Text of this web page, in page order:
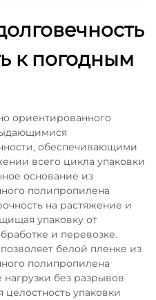
к погодным
ориентированного
обеспечивающими
всего цикла упаковки
основание из
полипропилена
на растяжение и
упаковку от
и перевозке.
белой пленке из
полипропилена
без разрывов
целостность упаковки